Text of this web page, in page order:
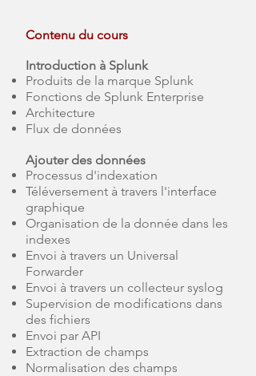
Contenu du cours
Introduction à Splunk
Produits de la marque Splunk
Fonctions de Splunk Enterprise
Architecture
Flux de données
Ajouter des données
Processus d'indexation
Téléversement à travers l'interface
graphique
Organisation de la donnée dans les
indexes
Envoi à travers un Universal
Forwarder
Envoi à travers un collecteur syslog
Supervision de modifications dans
des fichiers
Envoi par API
Extraction de champs
Normalisation des champs